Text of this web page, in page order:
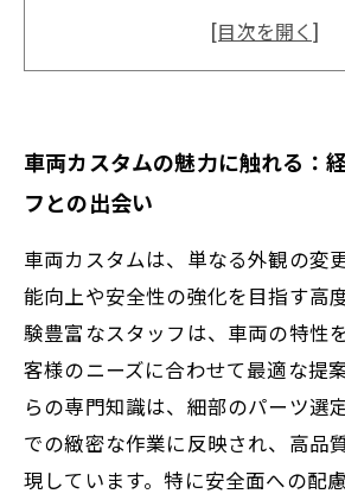
タムのこだわり
る安心カスタム
完成した一台に込められた思
スタッフが紡ぐ物語
スタッフの経験が導く最適
多様なニーズへの対応力
車両カスタムの未来を切り
フが描く新たな可能性
車両カスタムの魅力に触れる：
フとの出会い
車両カスタムは、単なる外観の変
能向上や安全性の強化を目指す高
験豊富なスタッフは、車両の特性
客様のニーズに合わせて最適な提
らの専門知識は、細部のパーツ選
での緻密な作業に反映され、高品
現しています。特に安全面への配